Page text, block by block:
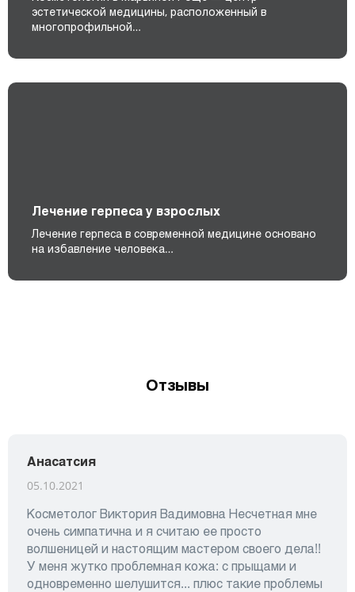
эстетической медицины, расположенный в
многопрофильной…
Лечение герпеса у взрослых
Лечение герпеса в современной медицине основано
на избавление человека…
Отзывы
Анасатсия
05.10.2021
Косметолог Виктория Вадимовна Несчетная мне
очень симпатична и я считаю ее просто
волшеницей и настоящим мастером своего дела!!
У меня жутко проблемная кожа: с прыщами и
одновременно шелушится... плюс такие проблемы